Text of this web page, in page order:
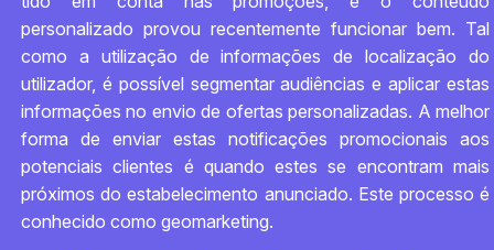
personalizado provou recentemente funcionar bem. Tal
como a utilização de informações de localização do
utilizador, é possível segmentar audiências e aplicar estas
informações no envio de ofertas personalizadas. A melhor
forma de enviar estas notificações promocionais aos
potenciais clientes é quando estes se encontram mais
próximos do estabelecimento anunciado. Este processo é
conhecido como geomarketing.